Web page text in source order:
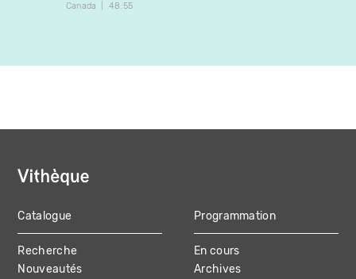
Canada
48:55
MAIN
NAVIGATION
Catalogue
Recherche
Nouveautés
Programmation
En cours
Archives